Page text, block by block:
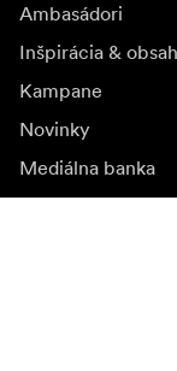
Ambasádori
Inšpirácia & obsah
Kampane
Novinky
Mediálna banka